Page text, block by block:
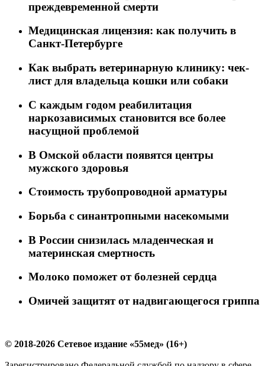
преждевременной смерти
Медицинская лицензия: как получить в
Санкт-Петербурге
Как выбрать ветеринарную клинику: чек-
лист для владельца кошки или собаки
C каждым годом реабилитация
наркозависимых становится все более
насущной проблемой
В Омской области появятся центры
мужского здоровья
Стоимость трубопроводной арматуры
Борьба с синантропными насекомыми
В России снизилась младенческая и
материнская смертность
Молоко поможет от болезней сердца
Омичей защитят от надвигающегося гриппа
© 2018-2026 Сетевое издание «55мед» (16+)